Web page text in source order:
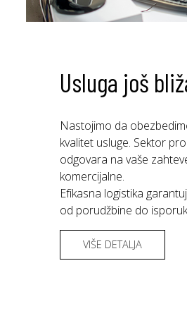
Usluga još
Nastojimo da
kvalitet usluge. Sektor
odgovara na vaše
komercijalne.
Efikasna logistika
od porudžbine do
VIŠE DETALJA